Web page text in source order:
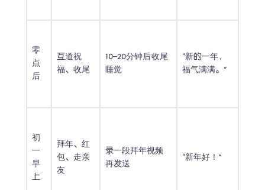
零
点
后
互道祝
福、收尾
10–20分钟后收尾
睡觉
“新的一年，
福气满满。”
初
一
早
上
拜年、红
包、走亲
友
录一段拜年视频
再发送
“新年好！”